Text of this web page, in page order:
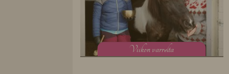
Viikon varrelta